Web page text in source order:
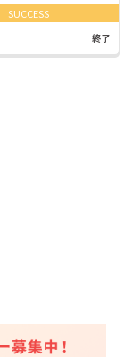
SUCCESS
終了